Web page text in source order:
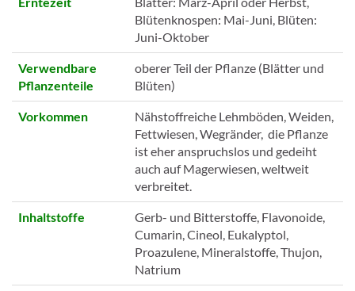
Blütenknospen: Mai-Juni, Blüten:
Juni-Oktober
Verwendbare
Pflanzenteile
oberer Teil der Pflanze (Blätter und
Blüten)
Vorkommen
Nähstoffreiche Lehmböden, Weiden,
Fettwiesen, Wegränder, die Pflanze
ist eher anspruchslos und gedeiht
auch auf Magerwiesen, weltweit
verbreitet.
Inhaltstoffe
Gerb- und Bitterstoffe, Flavonoide,
Cumarin, Cineol, Eukalyptol,
Proazulene, Mineralstoffe, Thujon,
Natrium